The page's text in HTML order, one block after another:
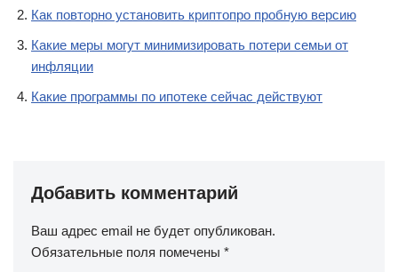
Как повторно установить криптопро пробную версию
Какие меры могут минимизировать потери семьи от
инфляции
Какие программы по ипотеке сейчас действуют
Добавить комментарий
Ваш адрес email не будет опубликован.
Обязательные поля помечены *